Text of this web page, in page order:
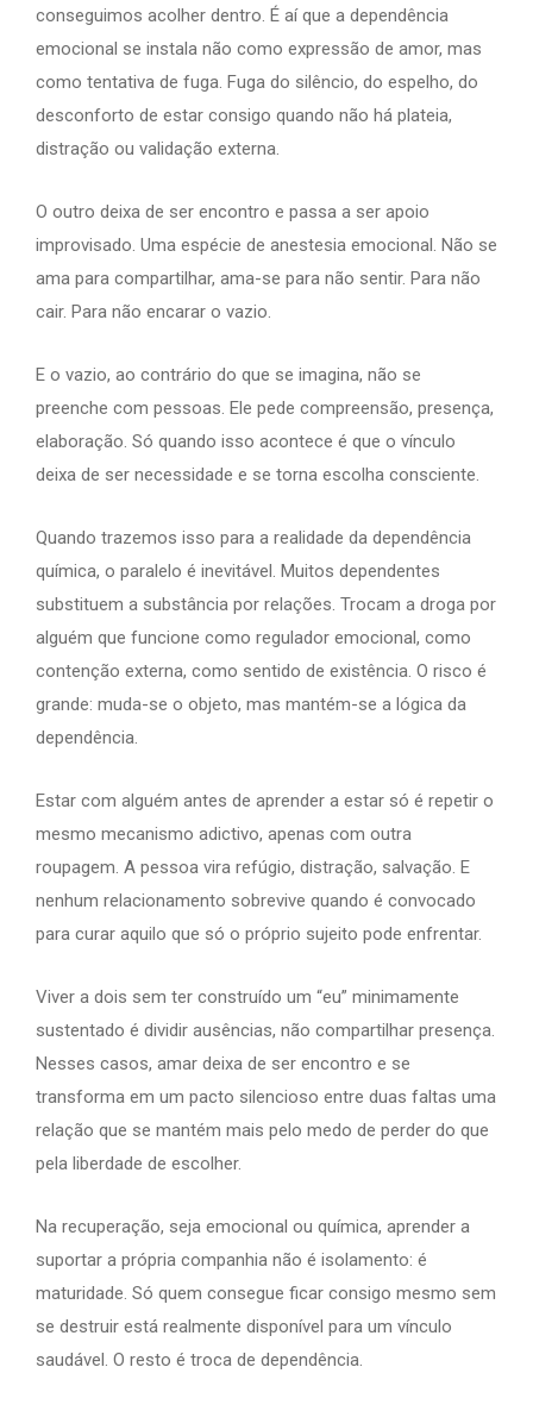
conseguimos acolher dentro. É aí que a dependência
emocional se instala não como expressão de amor, mas
como tentativa de fuga. Fuga do silêncio, do espelho, do
desconforto de estar consigo quando não há plateia,
distração ou validação externa.
O outro deixa de ser encontro e passa a ser apoio
improvisado. Uma espécie de anestesia emocional. Não se
ama para compartilhar, ama-se para não sentir. Para não
cair. Para não encarar o vazio.
E o vazio, ao contrário do que se imagina, não se
preenche com pessoas. Ele pede compreensão, presença,
elaboração. Só quando isso acontece é que o vínculo
deixa de ser necessidade e se torna escolha consciente.
Quando trazemos isso para a realidade da dependência
química, o paralelo é inevitável. Muitos dependentes
substituem a substância por relações. Trocam a droga por
alguém que funcione como regulador emocional, como
contenção externa, como sentido de existência. O risco é
grande: muda-se o objeto, mas mantém-se a lógica da
dependência.
Estar com alguém antes de aprender a estar só é repetir o
mesmo mecanismo adictivo, apenas com outra
roupagem. A pessoa vira refúgio, distração, salvação. E
nenhum relacionamento sobrevive quando é convocado
para curar aquilo que só o próprio sujeito pode enfrentar.
Viver a dois sem ter construído um “eu” minimamente
sustentado é dividir ausências, não compartilhar presença.
Nesses casos, amar deixa de ser encontro e se
transforma em um pacto silencioso entre duas faltas uma
relação que se mantém mais pelo medo de perder do que
pela liberdade de escolher.
Na recuperação, seja emocional ou química, aprender a
suportar a própria companhia não é isolamento: é
maturidade. Só quem consegue ficar consigo mesmo sem
se destruir está realmente disponível para um vínculo
saudável. O resto é troca de dependência.